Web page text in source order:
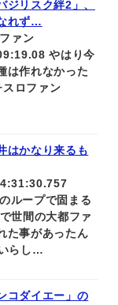
ジリスク絆2」、
れず…
ァン
やはり今
は作れなかった
ロファン
はかなり来るも
ループで固まる
世間の大都ファ
た事があったん
らし…
コダイエー」の